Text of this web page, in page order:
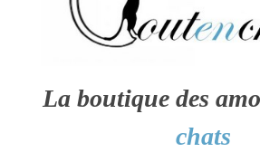
La boutique des
chats